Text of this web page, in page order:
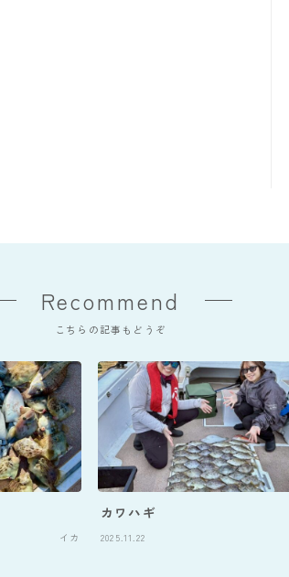
Recommend
こちらの記事もどうぞ
イカ
カワハギ
2025.11.22